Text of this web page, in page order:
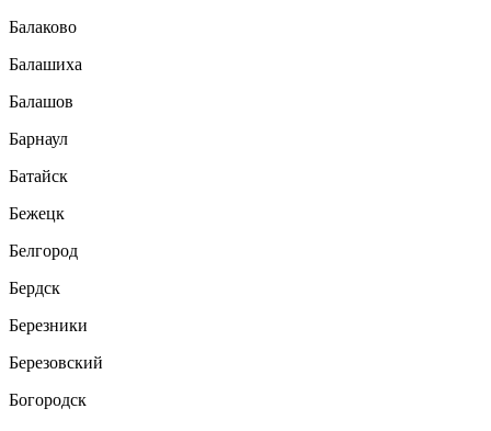
Балаково
Балашиха
Балашов
Барнаул
Батайск
Бежецк
Белгород
Бердск
Березники
Березовский
Богородск